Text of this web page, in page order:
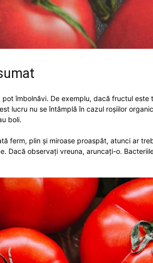
îmbolnăvi. De exemplu, dacă fructul este
lucru nu se întâmplă în cazul roșiilor
boli.
ferm, plin și miroase proaspăt, atunci ar
Dacă observați vreuna, aruncați-o.